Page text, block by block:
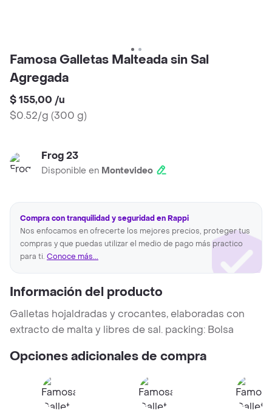
Famosa Galletas Malteada sin Sal
Agregada
$ 155,00 /u
$0.52/g (300 g)
Frog 23
Disponible en Montevideo
Compra con tranquilidad y seguridad en Rappi
Nos enfocamos en ofrecerte los mejores precios, proteger tus
compras y que puedas utilizar el medio de pago más practico
para ti. Conoce más...
Información del producto
Galletas hojaldradas y crocantes, elaboradas con
extracto de malta y libres de sal. packing: Bolsa
Opciones adicionales de compra